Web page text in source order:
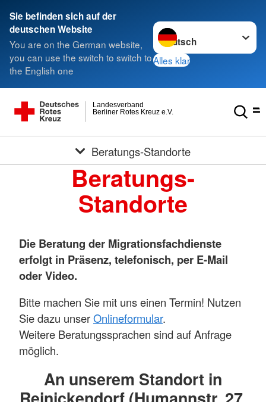
Sie befinden sich auf der
deutschen Website
You are on the German website,
you can use the switch to switch to
the English one
Sprache wechseln zu
Alles klar
Berliner Rotes Kreuz e.V.
Landesverband
Beratungs-Standorte
Beratungs-
Standorte
Die Beratung der Migrationsfachdienste
erfolgt in Präsenz, telefonisch, per E-Mail
oder Video.
Bitte machen Sie mit uns einen Termin! Nutzen
Sie dazu unserOnlineformular.
Weitere Beratungssprachen sind auf Anfrage
möglich.
An unserem Standort in